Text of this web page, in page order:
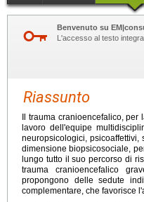
Benvenuto su
L'accesso al testo
Riassunto
Il trauma cranioencefalico,
lavoro dell'equipe
neuropsicologici,
dimensione biopsicosociale,
lungo tutto il suo percorso di
trauma cranioencefalico
propongono delle sedute
complementare, che favorisce